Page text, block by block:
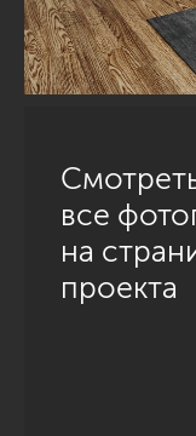
все
на
проекта